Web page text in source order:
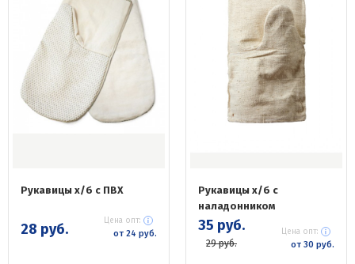
Рукавицы х/б с ПВХ
28 руб. Цена опт:
от 24 руб.
Рукавицы х/б с
наладонником
35 руб.
29 руб.
Цена опт:
от 30 руб.